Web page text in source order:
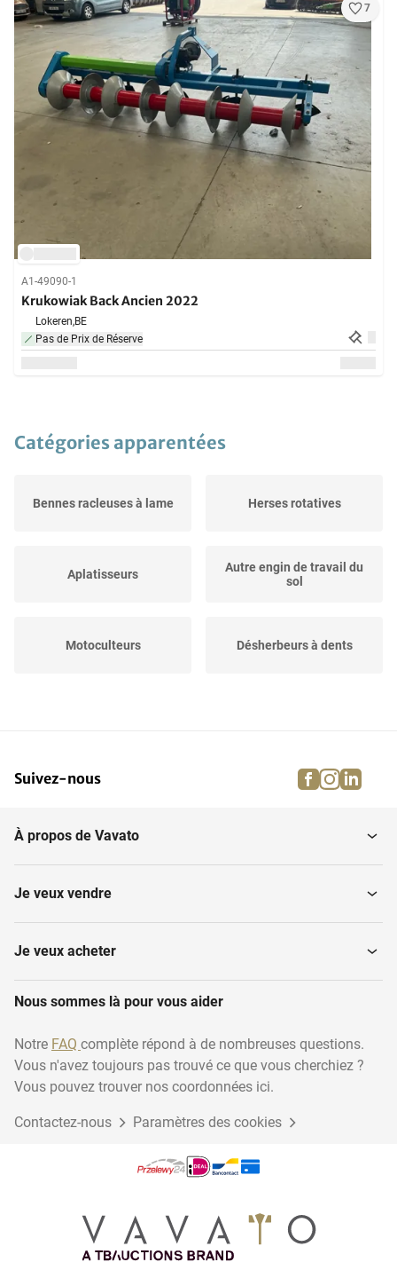
7
A1-49090-1
Krukowiak Back Ancien 2022
Lokeren,BE
Pas de Prix de Réserve
Catégories apparentées
Bennes racleuses à lame Herses rotatives
Aplatisseurs
Autre engin de travail du
sol
Motoculteurs Désherbeurs à dents
Rotavators Déchaumeurs
Herses à mouvement
Herses à disques
Bineuses Tondeuses
Suivez-nous facebook
À propos de Vavato
Je veux vendre
Je veux acheter
Nous sommes là pour vous aider
Notre FAQ complète répond à de nombreuses questions.
Vous n'avez toujours pas trouvé ce que vous cherchiez ?
Vous pouvez trouver nos coordonnées ici.
Contactez-nous Paramètres des cookies